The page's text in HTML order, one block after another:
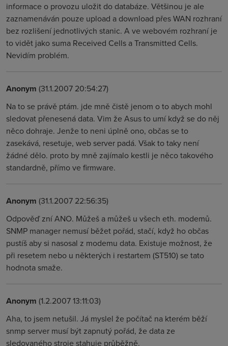
informace o provozu uložit do databáze. Většinou je ale
zaznamenáván pouze upload a download přes WAN rozhraní
bez rozlišení jednotlivých stanic. A ve webovém rozhraní je
to vidět jako suma Received Cells a Transmitted Cells.
Nevidím problém.
Anonym (31.1.2007 20:54:27)
Na to se právě ptám. jde mně čistě jenom o to abych mohl
sledovat přenesená data. Vim že Asus to umí když se do něj
něco dohraje. Jenže to neni úplně ono, občas se to
zasekává, resetuje, web server padá. Však to taky není
žádné dělo. proto by mně zajímalo kestli je něco takového
standardně, přímo ve firmware.
Anonym (31.1.2007 22:56:35)
Odpověď zní ANO. Můžeš a můžeš u všech eth. modemů.
SNMP manager nemusí běžet pořád, stačí, když ho občas
pustíš aby si nasosal z modemu data. Existuje možnost, že
při resetem nebo u některých i restartem (ST510) se tato
hodnota smaže.
Anonym (1.2.2007 13:11:03)
Aha, to jsem netušil. Já myslel že počítač na kterém běží
snmp server musí být zapnutý pořád, že data ze
sledovaného stroje stahuje průběžně.